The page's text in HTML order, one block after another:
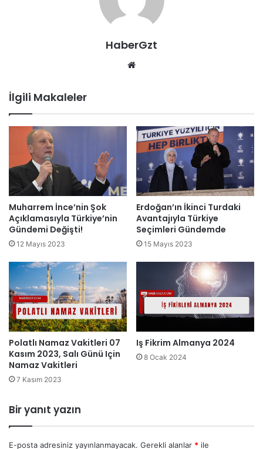
HaberGzt
İlgili Makaleler
Muharrem İnce’nin Şok
Açıklamasıyla Türkiye’nin
Gündemi Değişti!
12 Mayıs 2023
Erdoğan’ın İkinci Turdaki
Avantajıyla Türkiye
Seçimleri Gündemde
15 Mayıs 2023
Polatlı Namaz Vakitleri 07
Kasım 2023, Salı Günü Için
Namaz Vakitleri
7 Kasım 2023
Iş Fikrim Almanya 2024
8 Ocak 2024
Bir yanıt yazın
E-posta adresiniz yayınlanmayacak. Gerekli alanlar * ile